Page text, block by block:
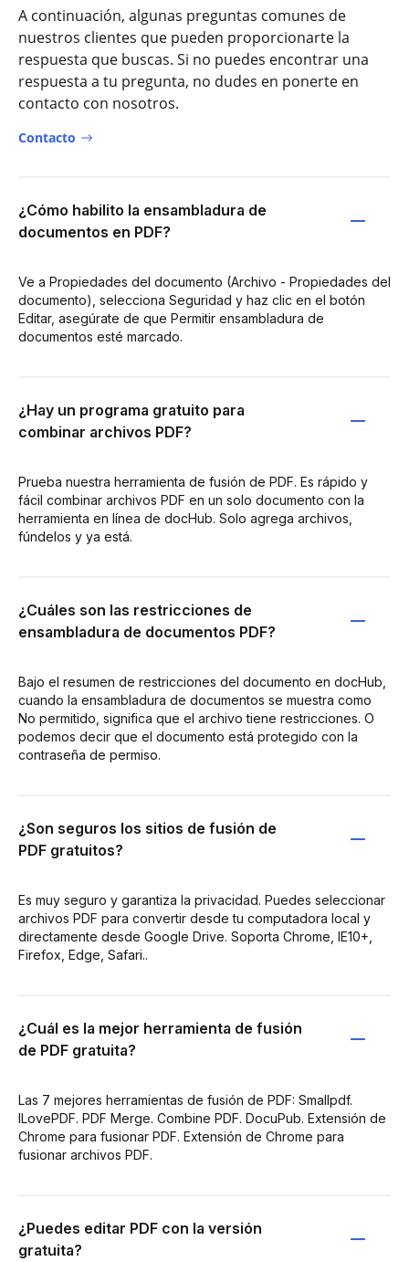
A continuación, algunas preguntas comunes de
nuestros clientes que pueden proporcionarte la
respuesta que buscas. Si no puedes encontrar una
respuesta a tu pregunta, no dudes en ponerte en
contacto con nosotros.
Contacto
¿Cómo habilito la ensambladura de
documentos en PDF?
Ve a Propiedades del documento (Archivo - Propiedades del
documento), selecciona Seguridad y haz clic en el botón
Editar, asegúrate de que Permitir ensambladura de
documentos esté marcado.
¿Hay un programa gratuito para
combinar archivos PDF?
Prueba nuestra herramienta de fusión de PDF. Es rápido y
fácil combinar archivos PDF en un solo documento con la
herramienta en línea de docHub. Solo agrega archivos,
fúndelos y ya está.
¿Cuáles son las restricciones de
ensambladura de documentos PDF?
Bajo el resumen de restricciones del documento en docHub,
cuando la ensambladura de documentos se muestra como
No permitido, significa que el archivo tiene restricciones. O
podemos decir que el documento está protegido con la
contraseña de permiso.
¿Son seguros los sitios de fusión de
PDF gratuitos?
Es muy seguro y garantiza la privacidad. Puedes seleccionar
archivos PDF para convertir desde tu computadora local y
directamente desde Google Drive. Soporta Chrome, IE10+,
Firefox, Edge, Safari..
¿Cuál es la mejor herramienta de fusión
de PDF gratuita?
Las 7 mejores herramientas de fusión de PDF: Smallpdf.
ILovePDF. PDF Merge. Combine PDF. DocuPub. Extensión de
Chrome para fusionar PDF. Extensión de Chrome para
fusionar archivos PDF.
¿Puedes editar PDF con la versión
gratuita?